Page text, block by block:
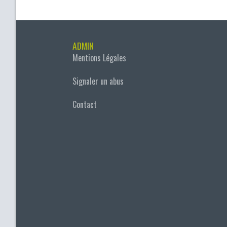
ADMIN
Mentions Légales
Signaler un abus
Contact